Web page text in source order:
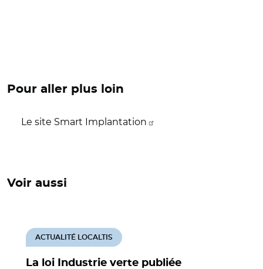
Pour aller plus loin
Le site Smart Implantation
Voir aussi
La loi Industrie verte publiée
ACTUALITÉ LOCALTIS